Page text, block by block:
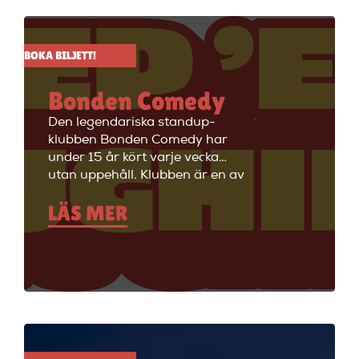
BOKA BILJETT!
Bonden Comedy
Den legendariska standup-
klubben Bonden Comedy har
under 15 år kört varje vecka
utan uppehåll. Klubben är en av
Stockholms äldsta
standupklubbar och är känd för
att ha de bästa komikerna i
välkommen till Big Ben Stand
LÄS MER